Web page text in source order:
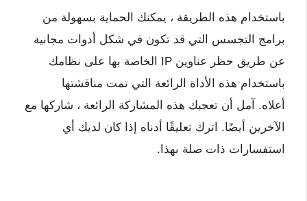
باستخدام هذه الطريقة ، يمكنك الحماية بسهولة من
برامج التجسس التي قد تكون في شكل أدوات مجانية
عن طريق حظر عناوين IP الخاصة بها على نظامك
باستخدام هذه الأداة الرائعة التي تمت مناقشتها
أعلاه. آمل أن تعجبك هذه المشاركة الرائعة ، شاركها مع
الآخرين أيضًا. اترك تعليقًا أدناه إذا كان لديك أي
استفسارات ذات صلة بهذا.